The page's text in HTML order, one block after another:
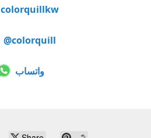
colorquillkw
@colorquill
واتساب